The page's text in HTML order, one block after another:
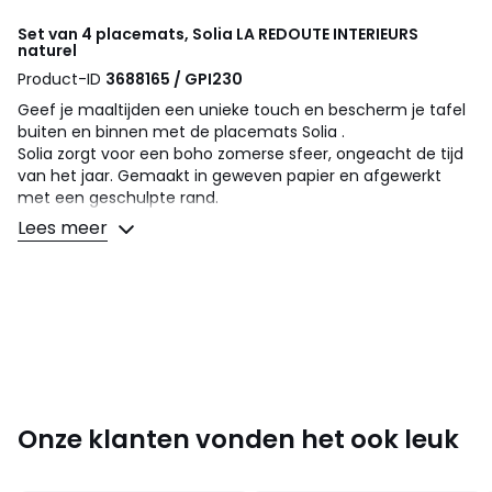
Set van 4 placemats, Solia LA REDOUTE INTERIEURS
naturel
Product-ID 3688165 / GPI230
Geef je maaltijden een unieke touch en bescherm je tafel
buiten en binnen met de placemats Solia .
Solia zorgt voor een boho zomerse sfeer, ongeacht de tijd
van het jaar. Gemaakt in geweven papier en afgewerkt
met een geschulpte rand.
• Breedte : 33 cm
Lees meer
Onze klanten vonden het ook leuk